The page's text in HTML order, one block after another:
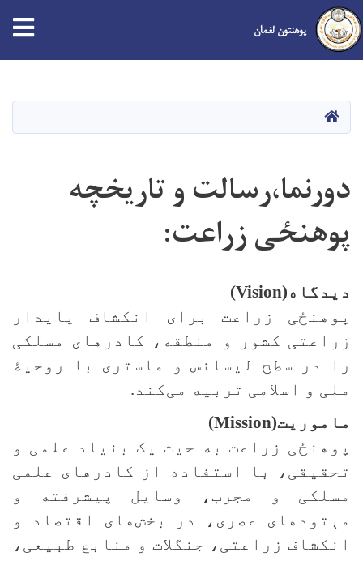
content
پوهنتون لغمان
صفحه اصلی
دورنما،رسالت و تاریخچه
پوهنځی زراعت:
ديدگاه(Vision)
پوهنځی زراعت برای انکشاف پایدار
زراعتی کشور و منطقه، کادرهای مسلکی
را در سطح لیسانس و ماستری با روحیۀ
ملی و اسلامی تربیه می‌کند.
ماموريت(Mission)
پوهنځی زراعت به حيث يک بنياد علمی و
تحقیقی، با استفاده از کادرهای علمی
مسلکی و مجرب، وسایل پيشرفته و
مېتودهای عصری، در بخش‌های اقتصاد و
انکشاف زراعتی، جنگلات و منابع طبيعی،